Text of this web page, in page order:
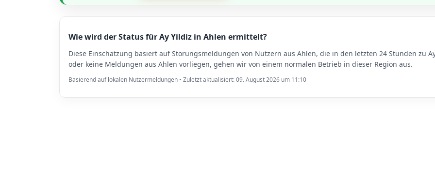
Wie wird der Status für Ay Yildiz in Ahlen ermittelt?
Diese Einschätzung basiert auf Störungsmeldungen von Nutzern aus Ahlen, die in den letzten 24 Stunden zu
oder keine Meldungen aus Ahlen vorliegen, gehen wir von einem normalen Betrieb in dieser Region aus.
Basierend auf lokalen Nutzermeldungen • Zuletzt aktualisiert: 09. August 2026 um 11:10